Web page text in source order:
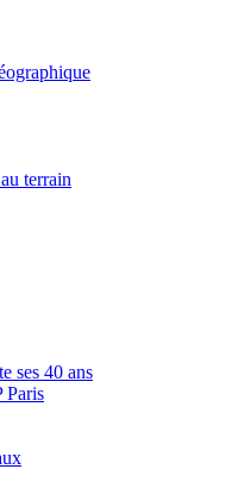
terrain
ses 40 ans
Paris